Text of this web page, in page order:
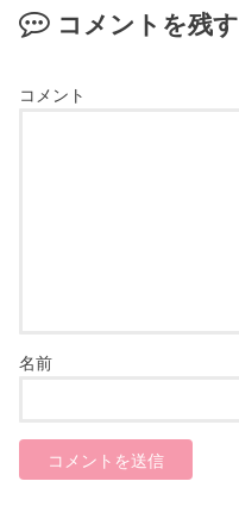
コメントを残す
コメント
名前